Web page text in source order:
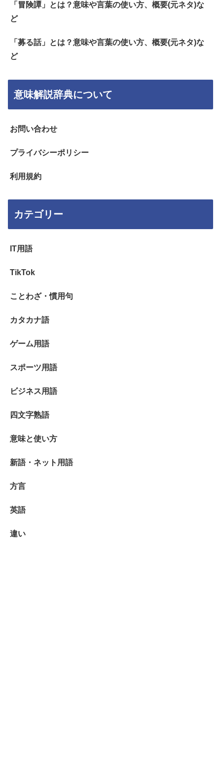
「冒険譚」とは？意味や言葉の使い方、概要(元ネタ)な
ど
「募る話」とは？意味や言葉の使い方、概要(元ネタ)な
ど
意味解説辞典について
お問い合わせ
プライバシーポリシー
利用規約
カテゴリー
IT用語
TikTok
ことわざ・慣用句
カタカナ語
ゲーム用語
スポーツ用語
ビジネス用語
四文字熟語
意味と使い方
新語・ネット用語
方言
英語
違い